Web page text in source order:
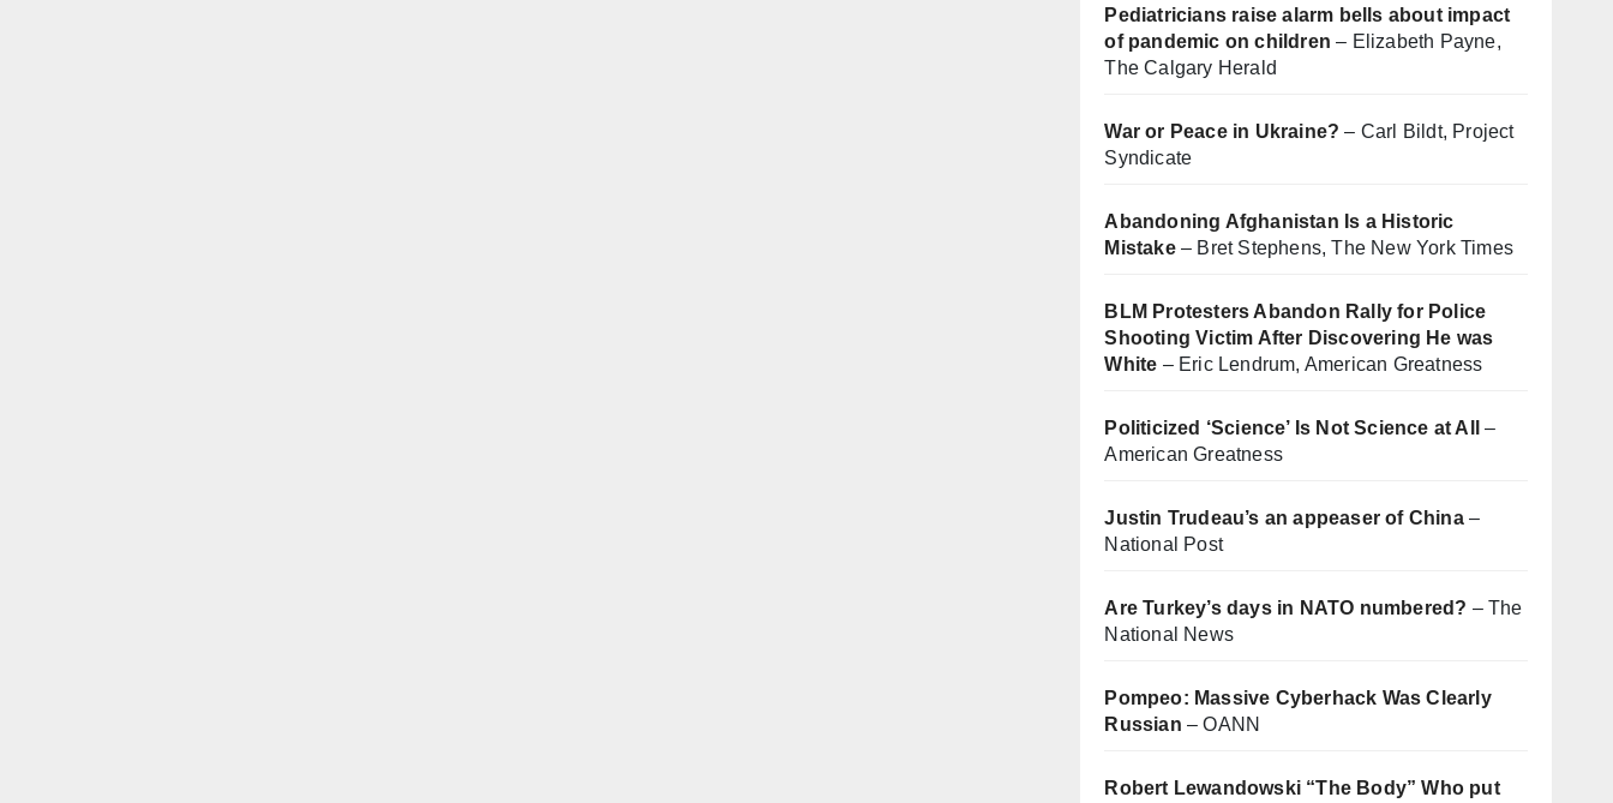
Pediatricians raise alarm bells about impact
of pandemic on children – Elizabeth Payne,
The Calgary Herald
War or Peace in Ukraine?– Carl Bildt, Project
Syndicate
Abandoning Afghanistan Is a Historic
Mistake– Bret Stephens, The New York Times
BLM Protesters Abandon Rally for Police
Shooting Victim After Discovering He was
White – Eric Lendrum, American Greatness
Politicized ‘Science’ Is Not Science at All
–
American Greatness
Justin Trudeau’s an appeaser of China–
National Post
Are Turkey’s days in NATO numbered? – The
National News
Pompeo: Massive Cyberhack Was Clearly
Russian – OANN
Robert Lewandowski “The Body” Who put